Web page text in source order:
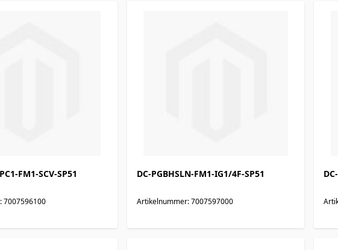
FM1-SCV-SP51
7007596100
DC-PGBHSLN-FM1-IG1/4F-SP51
Artikelnummer: 7007597000